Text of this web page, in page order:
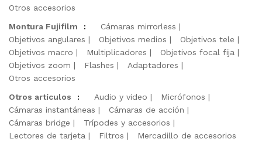
Otros accesorios
Montura Fujifilm
:
Cámaras mirrorless
Objetivos angulares
Objetivos medios
Objetivos tele
Objetivos macro
Multiplicadores
Objetivos focal fija
Objetivos zoom
Flashes
Adaptadores
Otros accesorios
Otros artículos
: Audio y video
Micrófonos
Cámaras instantáneas
Cámaras de acción
Cámaras bridge
Trípodes y accesorios
Lectores de tarjeta
Filtros Mercadillo de accesorios